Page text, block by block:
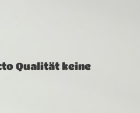
Qualität keine